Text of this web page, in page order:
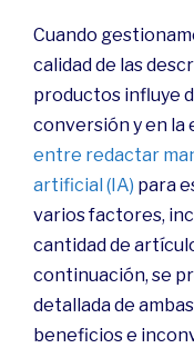
Cuando
calidad de las
productos influye
conversión y en la
entre redactar
artificial (IA) para
varios factores,
cantidad de
continuación, se
detallada de
beneficios e